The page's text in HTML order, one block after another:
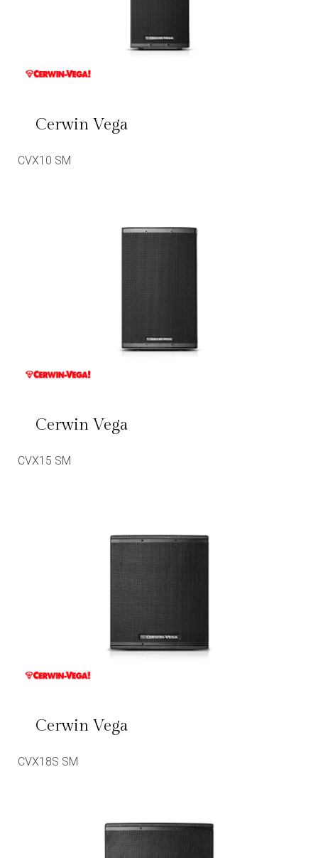
Cerwin Vega
CVX10 SM
Cerwin Vega
CVX15 SM
Cerwin Vega
CVX18S SM